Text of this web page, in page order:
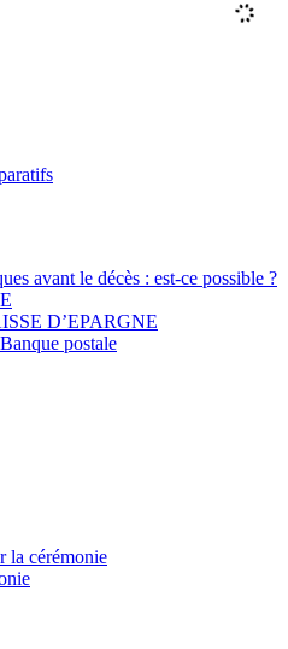
avant le décès : est-ce possible ?
D’EPARGNE
postale
la cérémonie